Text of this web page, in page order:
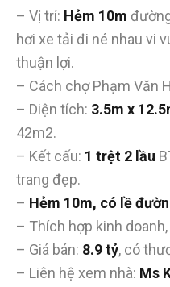
– Vị trí: Hẻm 10m
hơi xe tải đi né nhau vi
thuận lợi.
– Cách chợ Phạm Văn
– Diện tích: 3.5m x
42m2.
– Kết cấu: 1 trệt 2 lầu
trang đẹp.
– Hẻm 10m, có lề
– Thích hợp kinh
– Giá bán: 8.9 tỷ, có
– Liên hệ xem nhà: Ms